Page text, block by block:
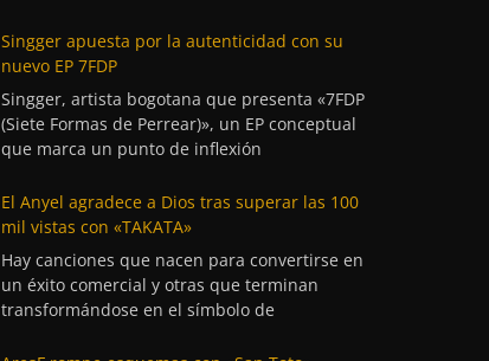
Singger apuesta por la autenticidad con su
nuevo EP 7FDP
Singger, artista bogotana que presenta «7FDP
(Siete Formas de Perrear)», un EP conceptual
que marca un punto de inflexión
El Anyel agradece a Dios tras superar las 100
mil vistas con «TAKATA»
Hay canciones que nacen para convertirse en
un éxito comercial y otras que terminan
transformándose en el símbolo de